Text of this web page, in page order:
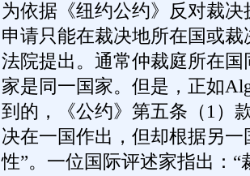
为依据《纽约公约》反对裁
申请只能在裁决地所在国或
法院提出。通常仲裁庭所在
家是同一国家。但是，正如
到的，《公约》第五条（1）
决在一国作出，但却根据另
性”。一位国际评述家指出：